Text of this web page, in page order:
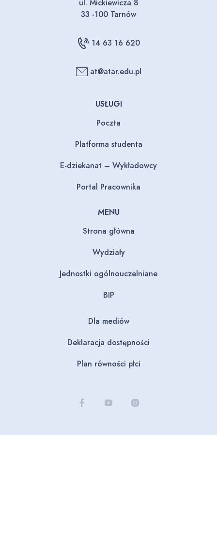
ul. Mickiewicza 8
33 -100 Tarnów
14 63 16 620
at@atar.edu.pl
USŁUGI
Poczta
Platforma studenta
E-dziekanat – Wykładowcy
Portal Pracownika
MENU
Strona główna
Wydziały
Jednostki ogólnouczelniane
BIP
Dla mediów
Deklaracja dostępności
Plan równości płci